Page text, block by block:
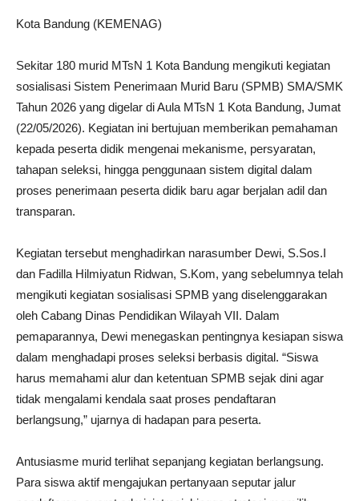
Kota Bandung (KEMENAG)
Sekitar 180 murid MTsN 1 Kota Bandung mengikuti kegiatan
sosialisasi Sistem Penerimaan Murid Baru (SPMB) SMA/SMK
Tahun 2026 yang digelar di Aula MTsN 1 Kota Bandung, Jumat
(22/05/2026). Kegiatan ini bertujuan memberikan pemahaman
kepada peserta didik mengenai mekanisme, persyaratan,
tahapan seleksi, hingga penggunaan sistem digital dalam
proses penerimaan peserta didik baru agar berjalan adil dan
transparan.
Kegiatan tersebut menghadirkan narasumber Dewi, S.Sos.I
dan Fadilla Hilmiyatun Ridwan, S.Kom, yang sebelumnya telah
mengikuti kegiatan sosialisasi SPMB yang diselenggarakan
oleh Cabang Dinas Pendidikan Wilayah VII. Dalam
pemaparannya, Dewi menegaskan pentingnya kesiapan siswa
dalam menghadapi proses seleksi berbasis digital. “Siswa
harus memahami alur dan ketentuan SPMB sejak dini agar
tidak mengalami kendala saat proses pendaftaran
berlangsung,” ujarnya di hadapan para peserta.
Antusiasme murid terlihat sepanjang kegiatan berlangsung.
Para siswa aktif mengajukan pertanyaan seputar jalur